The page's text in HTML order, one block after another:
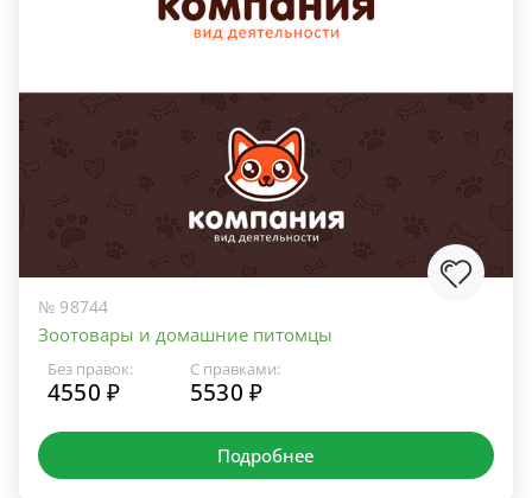
№ 98744
Зоотовары и домашние питомцы
Без правок:
4550 ₽
С правками:
5530 ₽
Подробнее